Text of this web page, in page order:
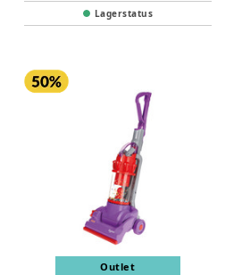
Lagerstatus
Outlet